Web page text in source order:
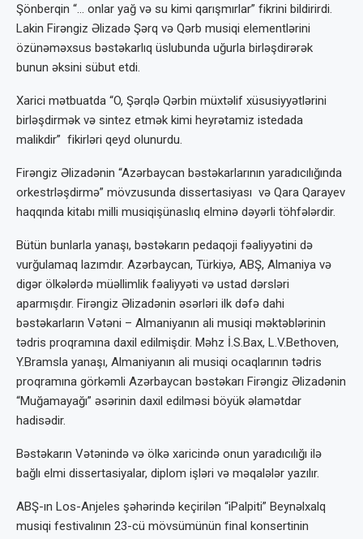
Şönberqin “… onlar yağ və su kimi qarışmırlar” fikrini bildirirdi.
Lakin Firəngiz Əlizadə Şərq və Qərb musiqi elementlərini
özünəməxsus bəstəkarlıq üslubunda uğurla birləşdirərək
bunun əksini sübut etdi.
Xarici mətbuatda “O, Şərqlə Qərbin müxtəlif xüsusiyyətlərini
birləşdirmək və sintez etmək kimi heyrətamiz istedada
malikdir” fikirləri qeyd olunurdu.
Firəngiz Əlizadənin “Azərbaycan bəstəkarlarının yaradıcılığında
orkestrləşdirmə” mövzusunda dissertasiyası və Qara Qarayev
haqqında kitabı milli musiqişünaslıq elminə dəyərli töhfələrdir.
Bütün bunlarla yanaşı, bəstəkarın pedaqoji fəaliyyətini də
vurğulamaq lazımdır. Azərbaycan, Türkiyə, ABŞ, Almaniya və
digər ölkələrdə müəllimlik fəaliyyəti və ustad dərsləri
aparmışdır. Firəngiz Əlizadənin əsərləri ilk dəfə dahi
bəstəkarların Vətəni – Almaniyanın ali musiqi məktəblərinin
tədris proqramına daxil edilmişdir. Məhz İ.S.Bax, L.V.Bethoven,
Y.Bramsla yanaşı, Almaniyanın ali musiqi ocaqlarının tədris
proqramına görkəmli Azərbaycan bəstəkarı Firəngiz Əlizadənin
“Muğamayağı” əsərinin daxil edilməsi böyük əlamətdar
hadisədir.
Bəstəkarın Vətənində və ölkə xaricində onun yaradıcılığı ilə
bağlı elmi dissertasiyalar, diplom işləri və məqalələr yazılır.
ABŞ-ın Los-Anjeles şəhərində keçirilən “iPalpiti” Beynəlxalq
musiqi festivalının 23-cü mövsümünün final konsertinin